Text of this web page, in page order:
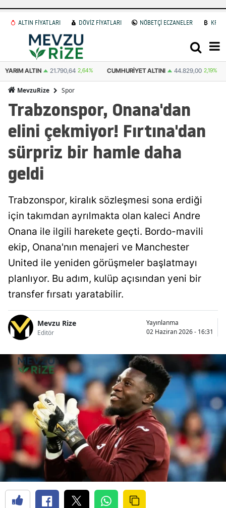
ALTIN FİYATLARI DÖVİZ FİYATLARI NÖBETÇİ ECZANELER
2,64% CUMHURIYET ALTINI 44.829,00 2,19% ATA ALTIN
MevzuRize Spor
Trabzonspor, Onana'dan
elini çekmiyor! Fırtına'dan
sürpriz bir hamle daha
geldi
Trabzonspor, kiralık sözleşmesi sona erdiği
için takımdan ayrılmakta olan kaleci Andre
Onana ile ilgili harekete geçti. Bordo-mavili
ekip, Onana'nın menajeri ve Manchester
United ile yeniden görüşmeler başlatmayı
planlıyor. Bu adım, kulüp açısından yeni bir
transfer fırsatı yaratabilir.
Mevzu Rize
Editör
Yayınlanma
02 Haziran 2026 - 16:31